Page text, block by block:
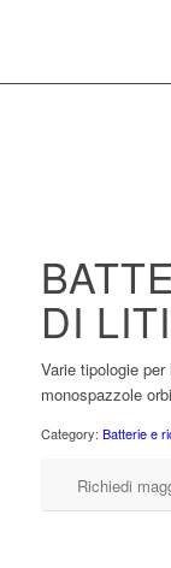
DI
Varie tipologie
monospazzole
Category: Batterie e
Richiedi